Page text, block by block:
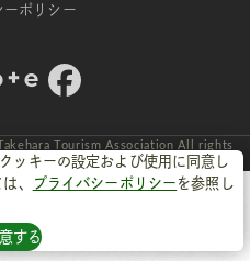
ッキーの設定および使用に同意し
、
プライバシーポリシー を参照し
する
ーポリシー
Facebook
Tourism Association All rights